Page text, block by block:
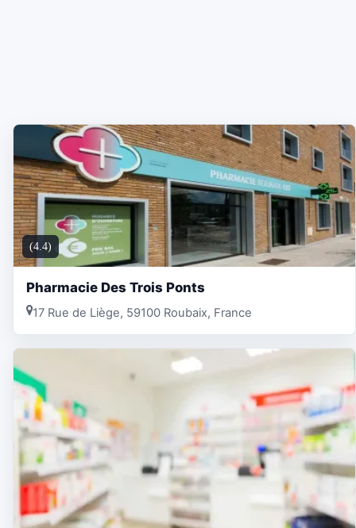
(4.4)
Pharmacie Des Trois Ponts
17 Rue de Liège, 59100 Roubaix, France